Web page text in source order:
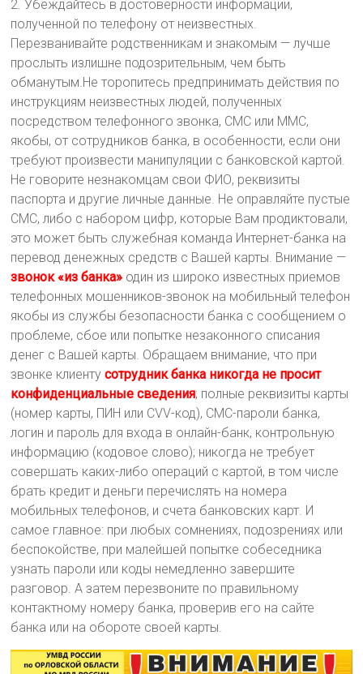
2. Убеждайтесь в достоверности информации,
полученной по телефону от неизвестных.
Перезванивайте родственникам и знакомым — лучше
прослыть излишне подозрительным, чем быть
обманутым.Не торопитесь предпринимать действия по
инструкциям неизвестных людей, полученных
посредством телефонного звонка, CMC или ММС,
якобы, от сотрудников банка, в особенности, если они
требуют произвести манипуляции с банковской картой.
Не говорите незнакомцам свои ФИО, реквизиты
паспорта и другие личные данные. Не оправляйте пустые
CMC, либо с набором цифр, которые Вам продиктовали,
это может быть служебная команда Интернет-банка на
перевод денежных средств с Вашей карты. Внимание —
звонок «из банка» один из широко известных приемов
телефонных мошенников-звонок на мобильный телефон
якобы из службы безопасности банка с сообщением о
проблеме, сбое или попытке незаконного списания
денег с Вашей карты. Обращаем внимание, что при
звонке клиентусотрудник банка никогда не просит
конфиденциальные сведения; полные реквизиты карты
(номер карты, ПИН или CVV-код), CMC-пароли банка,
логин и пароль для входа в онлайн-банк, контрольную
информацию (кодовое слово); никогда не требует
совершать каких-либо операций с картой, в том числе
брать кредит и деньги перечислять на номера
мобильных телефонов, и счета банковских карт. И
самое главное: при любых сомнениях, подозрениях или
беспокойстве, при малейшей попытке собеседника
узнать пароли или коды немедленно завершите
разговор. А затем перезвоните по правильному
контактному номеру банка, проверив его на сайте
банка или на обороте своей карты.